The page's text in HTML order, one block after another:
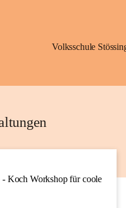
Volksschule
AUG
- Koch Workshop für coole